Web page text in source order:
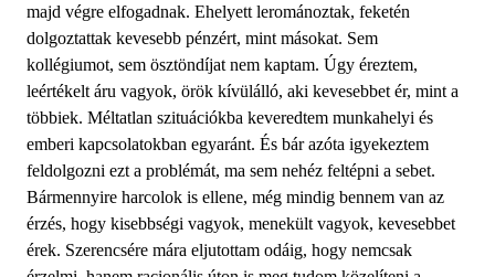
majd végre elfogadnak. Ehelyett lerománoztak, feketén
dolgoztattak kevesebb pénzért, mint másokat. Sem
kollégiumot, sem ösztöndíjat nem kaptam. Úgy éreztem,
leértékelt áru vagyok, örök kívülálló, aki kevesebbet ér, mint a
többiek. Méltatlan szituációkba keveredtem munkahelyi és
emberi kapcsolatokban egyaránt. És bár azóta igyekeztem
feldolgozni ezt a problémát, ma sem nehéz feltépni a sebet.
Bármennyire harcolok is ellene, még mindig bennem van az
érzés, hogy kisebbségi vagyok, menekült vagyok, kevesebbet
érek. Szerencsére mára eljutottam odáig, hogy nemcsak